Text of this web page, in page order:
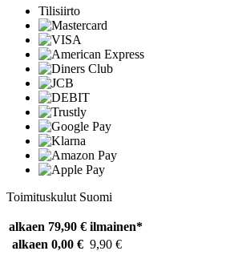
Tilisiirto
Toimituskulut Suomi
alkaen 79,90 € ilmainen*
alkaen 0,00 € 9,90 €